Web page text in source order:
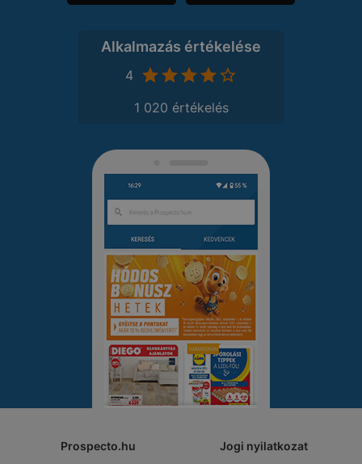
Alkalmazás értékelése
4
1 020 értékelés
Prospecto.hu Jogi nyilatkozat